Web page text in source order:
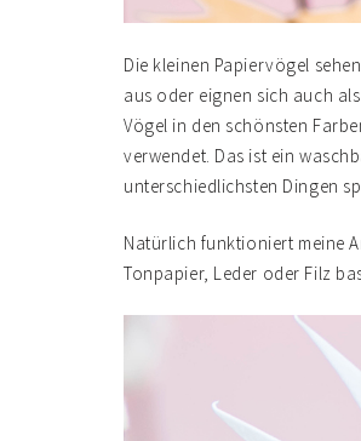
Die kleinen Papiervögel
aus oder eignen sich auch
Vögel in den schönsten
verwendet. Das ist ein
unterschiedlichsten Dingen
Natürlich funktioniert meine
Tonpapier, Leder oder Filz